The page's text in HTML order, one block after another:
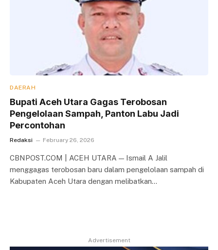
DAERAH
Bupati Aceh Utara Gagas Terobosan
Pengelolaan Sampah, Panton Labu Jadi
Percontohan
Redaksi February 26, 2026
CBNPOST.COM | ACEH UTARA — Ismail A Jalil
menggagas terobosan baru dalam pengelolaan sampah di
Kabupaten Aceh Utara dengan melibatkan…
Advertisement